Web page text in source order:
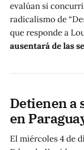
evalúan si
radicalismo de
que responde a
ausentará de las
Detienen a
en
El miércoles 4 de